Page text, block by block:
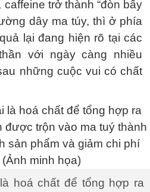
trở thành “đòn bẩy
dây ma túy, thì ở phía
lại đang hiện rõ tại các
với ngày càng nhiều
những cuộc vui có chất
hoá chất để tổng hợp ra